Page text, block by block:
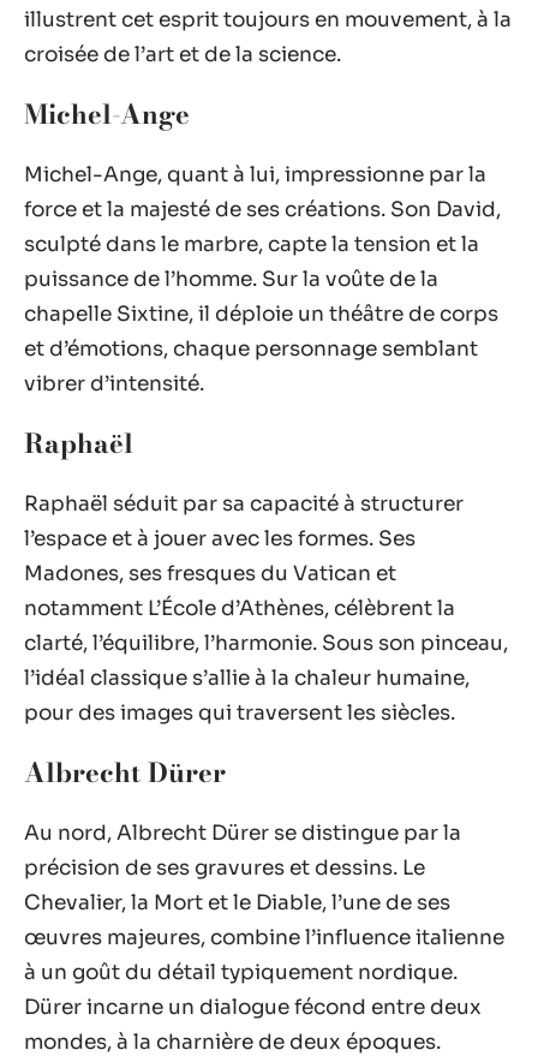
illustrent cet esprit toujours en mouvement, à la
croisée de l’art et de la science.
Michel-Ange
Michel-Ange, quant à lui, impressionne par la
force et la majesté de ses créations. Son David,
sculpté dans le marbre, capte la tension et la
puissance de l’homme. Sur la voûte de la
chapelle Sixtine, il déploie un théâtre de corps
et d’émotions, chaque personnage semblant
vibrer d’intensité.
Raphaël
Raphaël séduit par sa capacité à structurer
l’espace et à jouer avec les formes. Ses
Madones, ses fresques du Vatican et
notamment L’École d’Athènes, célèbrent la
clarté, l’équilibre, l’harmonie. Sous son pinceau,
l’idéal classique s’allie à la chaleur humaine,
pour des images qui traversent les siècles.
Albrecht Dürer
Au nord, Albrecht Dürer se distingue par la
précision de ses gravures et dessins. Le
Chevalier, la Mort et le Diable, l’une de ses
œuvres majeures, combine l’influence italienne
à un goût du détail typiquement nordique.
Dürer incarne un dialogue fécond entre deux
mondes, à la charnière de deux époques.